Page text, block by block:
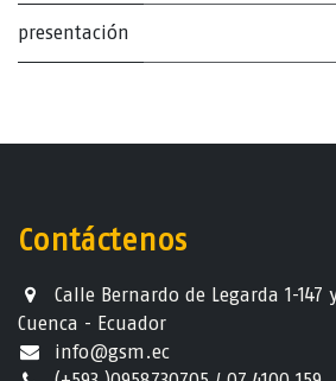
presentación
Contáctenos
Calle Bernardo de Legarda 1-
Cuenca - Ecuador
info@gsm.ec​